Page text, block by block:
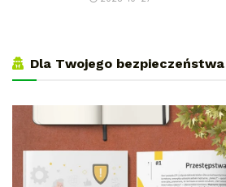
Dla Twojego bezpieczeństwa